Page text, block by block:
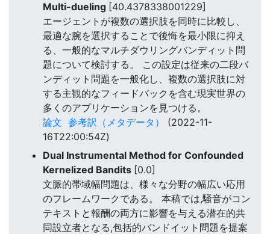
Multi-dueling [40.4378338001229]
エージェントが複数の選択肢を同時に比較し、
最適な腕を選択することで後悔を最小限に抑え
る、一般的なマルチダウリングバンディット問
題について検討する。 この設定は従来の二段バ
ンディット問題を一般化し、複数の選択肢に対
する主観的なフィードバックを含む現実世界の
多くのアプリケーションを見つける。
論文 参考訳（メタデータ）
(2022-11-
16T22:00:54Z)
Dual Instrumental Method for Confounded
Kernelized Bandits [0.0]
文脈的帯域幅問題は、様々な分野の幅広い応用
のフレームワークである。 本稿では,騒音がコン
テキストと報酬の両方に影響を与える潜在的共
同設立者となる,包括的バンドイット問題を提案